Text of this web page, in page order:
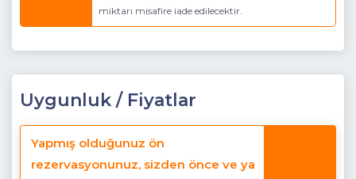
Buzdolabı, bulaşık makinası, çamaşır makinası,
ankastre ocak, ankastre fırın, elektrikli su ısıtıcı kettle, kahve
makinası, 10 kişilik yemek takımı, kaşık ve çatal takımı,
tencere ve tava takımı, fincan takımı, bardaklar
(çay,su,nescafe ve rakı) bulunmaktadır.
miktarı misafire iade edilecektir.
Uygunluk / Fiyatlar
Yapmış olduğunuz ön
rezervasyonunuz, sizden önce ve ya